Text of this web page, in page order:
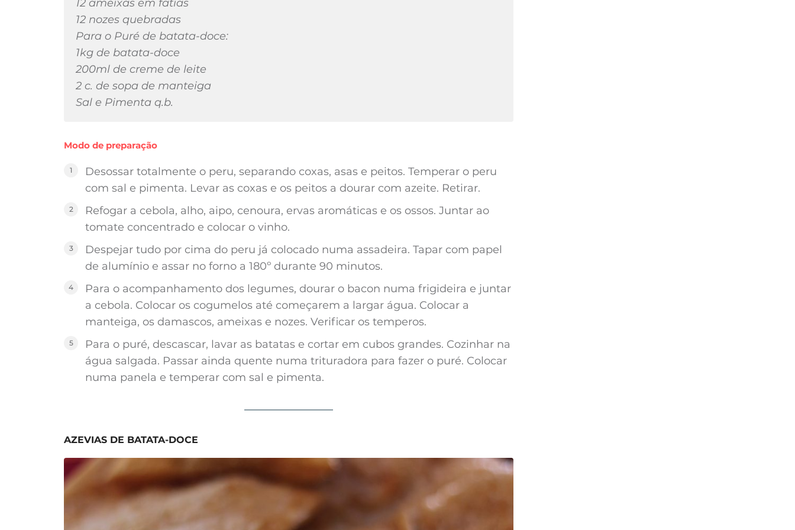
12 ameixas em fatias
12 nozes quebradas
Para o Puré de batata-doce:
1kg de batata-doce
200ml de creme de leite
2 c. de sopa de manteiga
Sal e Pimenta q.b.
Modo de preparação
Desossar totalmente o peru, separando coxas, asas e peitos. Temperar o peru
com sal e pimenta. Levar as coxas e os peitos a dourar com azeite. Retirar.
Refogar a cebola, alho, aipo, cenoura, ervas aromáticas e os ossos. Juntar ao
tomate concentrado e colocar o vinho.
Despejar tudo por cima do peru já colocado numa assadeira. Tapar com papel
de alumínio e assar no forno a 180º durante 90 minutos.
Para o acompanhamento dos legumes, dourar o bacon numa frigideira e juntar
a cebola. Colocar os cogumelos até começarem a largar água. Colocar a
manteiga, os damascos, ameixas e nozes. Verificar os temperos.
Para o puré, descascar, lavar as batatas e cortar em cubos grandes. Cozinhar na
água salgada. Passar ainda quente numa trituradora para fazer o puré. Colocar
numa panela e temperar com sal e pimenta.
AZEVIAS DE BATATA-DOCE